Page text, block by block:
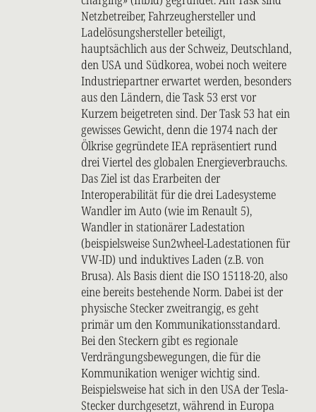
Netzbetreiber, Fahrzeughersteller und
Ladelösungshersteller beteiligt,
hauptsächlich aus der Schweiz, Deutschland,
den USA und Südkorea, wobei noch weitere
Industriepartner erwartet werden, besonders
aus den Ländern, die Task 53 erst vor
Kurzem beigetreten sind. Der Task 53 hat ein
gewisses Gewicht, denn die 1974 nach der
Ölkrise gegründete IEA repräsentiert rund
drei Viertel des globalen Energieverbrauchs.
Das Ziel ist das Erarbeiten der
Interoperabilität für die drei Ladesysteme
Wandler im Auto (wie im Renault 5),
Wandler in stationärer Ladestation
(beispielsweise Sun2wheel-Ladestationen für
VW-ID) und induktives Laden (z.B. von
Brusa). Als Basis dient die ISO 15118-20, also
eine bereits bestehende Norm. Dabei ist der
physische Stecker zweitrangig, es geht
primär um den Kommunikationsstandard.
Bei den Steckern gibt es regionale
Verdrängungsbewegungen, die für die
Kommunikation weniger wichtig sind.
Beispielsweise hat sich in den USA der Tesla-
Stecker durchgesetzt, während in Europa